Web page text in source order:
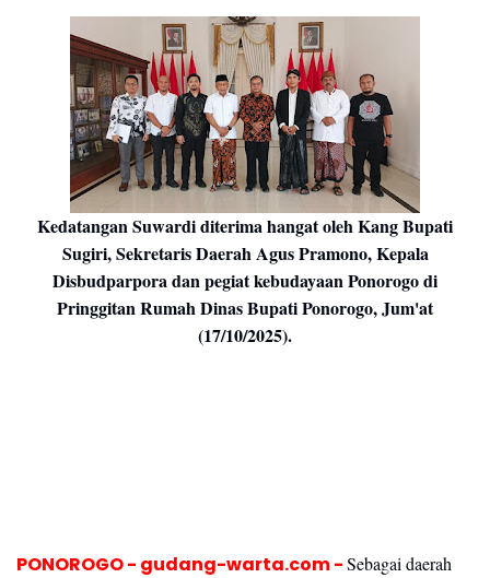
Kedatangan Suwardi diterima hangat oleh Kang Bupati
Sugiri, Sekretaris Daerah Agus Pramono, Kepala
Disbudparpora dan pegiat kebudayaan Ponorogo di
Pringgitan Rumah Dinas Bupati Ponorogo, Jum'at
(17/10/2025).
PONOROGO - gudang-warta.com -Sebagai daerah